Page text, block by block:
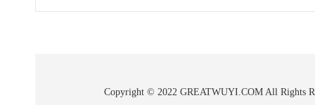
Copyright © 2022 GREATWUYI.COM All Rights